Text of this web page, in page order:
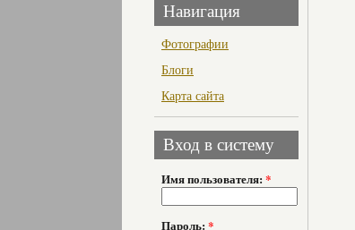
Навигация
Фотографии
Блоги
Карта сайта
Вход в систему
Имя пользователя: *
Пароль: *